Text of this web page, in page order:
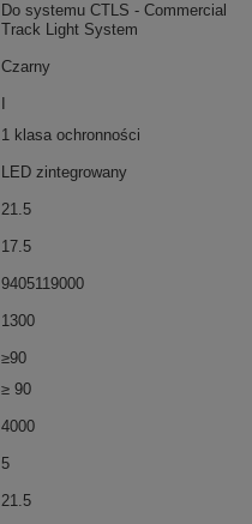
Do systemu CTLS - Commercial
Track Light System
Czarny
1 klasa ochronności
LED zintegrowany
21.5
17.5
9405119000
1300
≥90
≥ 90
4000
5
21.5